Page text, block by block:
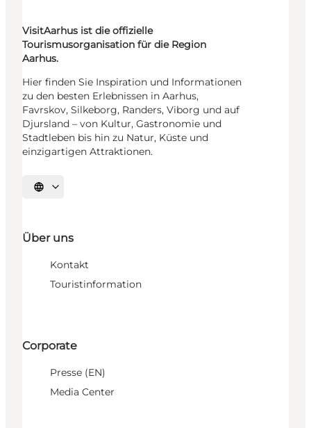
VisitAarhus ist die offizielle
Tourismusorganisation für die Region
Aarhus.
Hier finden Sie Inspiration und Informationen
zu den besten Erlebnissen in Aarhus,
Favrskov, Silkeborg, Randers, Viborg und auf
Djursland – von Kultur, Gastronomie und
Stadtleben bis hin zu Natur, Küste und
einzigartigen Attraktionen.
Sprache auswählen
Über uns
Kontakt
Touristinformation
Corporate
Presse (EN)
Media Center